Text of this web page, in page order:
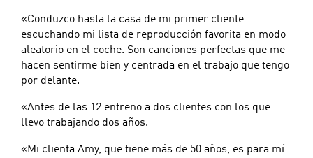
«Conduzco hasta la casa de mi primer cliente
escuchando mi lista de reproducción favorita en modo
aleatorio en el coche. Son canciones perfectas que me
hacen sentirme bien y centrada en el trabajo que tengo
por delante.
«Antes de las 12 entreno a dos clientes con los que
llevo trabajando dos años.
«Mi clienta Amy, que tiene más de 50 años, es para mí